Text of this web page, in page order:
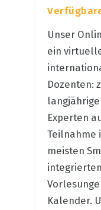
Unser
ein
Dozenten:
Experten
Teilnahme
meisten
Kalender.